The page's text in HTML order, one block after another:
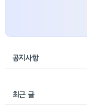
공지사항
최근 글